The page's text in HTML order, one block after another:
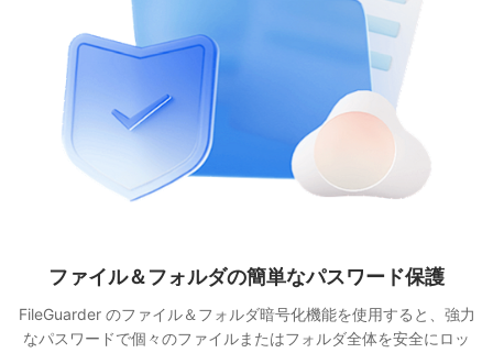
USBドライブ用の組み込み暗号化
FileGuarderを使用すると、非常に簡単な方法でUSBフラッシュド
ライブや外部ハードドライブ全体をパスワードで保護できます。